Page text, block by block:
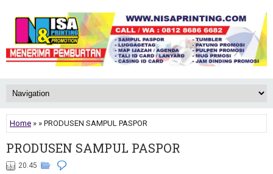
Home » » PRODUSEN SAMPUL PASPOR
PRODUSEN SAMPUL PASPOR
20.45